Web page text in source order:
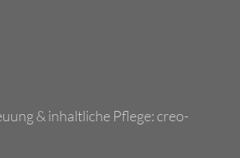
& inhaltliche Pflege: creo-